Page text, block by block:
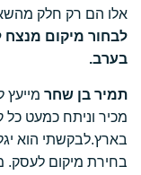
אלו הם רק חלק
לבחור מיקום מנצח
בערב.
תמיר בן שחר מייעץ
מכיר וניתח כמעט כל
בארץ.לבקשתי הוא
בחירת מיקום